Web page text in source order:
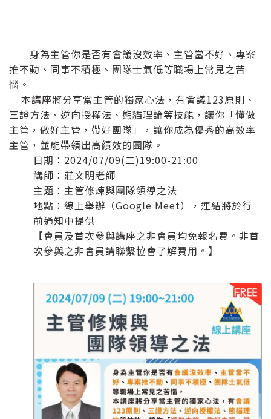
身為主管你是否有會議沒效率、主管當不好、專案
推不動、同事不積極、團隊士氣低等職場上常見之苦
惱。
本講座將分享當主管的獨家心法，有會議123原則、
三證方法、逆向授權法、熊貓理論等技能，讓你「懂做
主管，做好主管，帶好團隊」，讓你成為優秀的高效率
主管，並能帶領出高績效的團隊。
日期：2024/07/09(二)19:00-21:00
講師：莊文明老師
主題：主管修煉與團隊領導之法
地點：線上舉辦（Google Meet），連結將於行
前通知中提供
【會員及首次參與講座之非會員均免報名費。非首
次參與之非會員請聯繫協會了解費用。】